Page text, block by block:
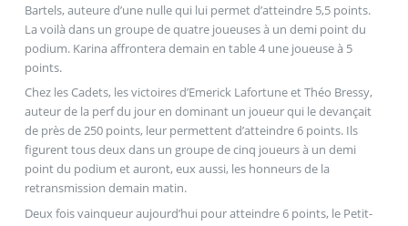
Bartels, auteure d’une nulle qui lui permet d’atteindre 5,5 points.
La voilà dans un groupe de quatre joueuses à un demi point du
podium. Karina affrontera demain en table 4 une joueuse à 5
points.
Chez les Cadets, les victoires d’Emerick Lafortune et Théo Bressy,
auteur de la perf du jour en dominant un joueur qui le devançait
de près de 250 points, leur permettent d’atteindre 6 points. Ils
figurent tous deux dans un groupe de cinq joueurs à un demi
point du podium et auront, eux aussi, les honneurs de la
retransmission demain matin.
Deux fois vainqueur aujourd’hui pour atteindre 6 points, le Petit-